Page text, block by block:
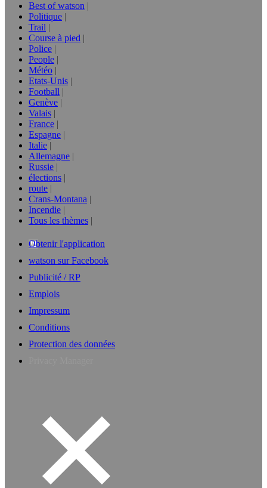
Best of watson
Politique
Trail
Course à pied
Police
People
Météo
Etats-Unis
Football
Genève
Valais
France
Espagne
Italie
Allemagne
Russie
élections
route
Crans-Montana
Incendie
Tous les thèmes
Obtenir l'application
watson sur Facebook
Publicité / RP
Emplois
Impressum
Conditions
Protection des données